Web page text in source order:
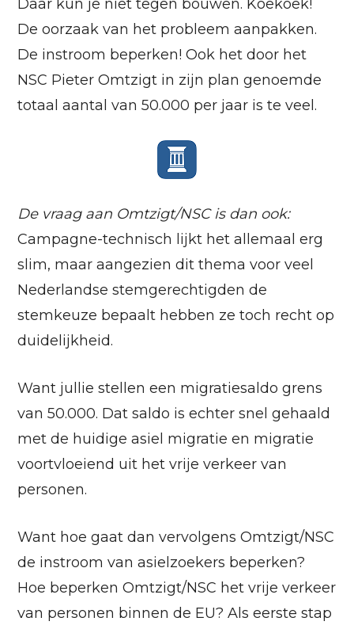
Daar kùn je niet tegen bouwen. Koekoek!
De oorzaak van het probleem aanpakken.
De instroom beperken! Ook het door het
NSC Pieter Omtzigt in zijn plan genoemde
totaal aantal van 50.000 per jaar is te veel.
De vraag aan Omtzigt/NSC is dan ook:
Campagne-technisch lijkt het allemaal erg
slim, maar aangezien dit thema voor veel
Nederlandse stemgerechtigden de
stemkeuze bepaalt hebben ze toch recht op
duidelijkheid.
Want jullie stellen een migratiesaldo grens
van 50.000. Dat saldo is echter snel gehaald
met de huidige asiel migratie en migratie
voortvloeiend uit het vrije verkeer van
personen.
Want hoe gaat dan vervolgens Omtzigt/NSC
de instroom van asielzoekers beperken?
Hoe beperken Omtzigt/NSC het vrije verkeer
van personen binnen de EU? Als eerste stap